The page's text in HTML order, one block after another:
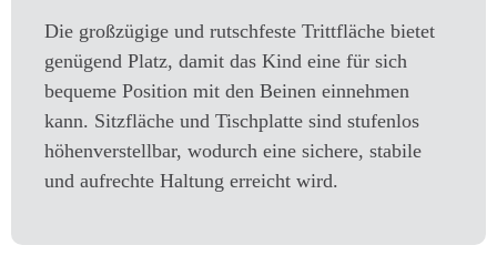
Die großzügige und rutschfeste Trittfläche bietet
genügend Platz, damit das Kind eine für sich
bequeme Position mit den Beinen einnehmen
kann. Sitzfläche und Tischplatte sind stufenlos
höhenverstellbar, wodurch eine sichere, stabile
und aufrechte Haltung erreicht wird.